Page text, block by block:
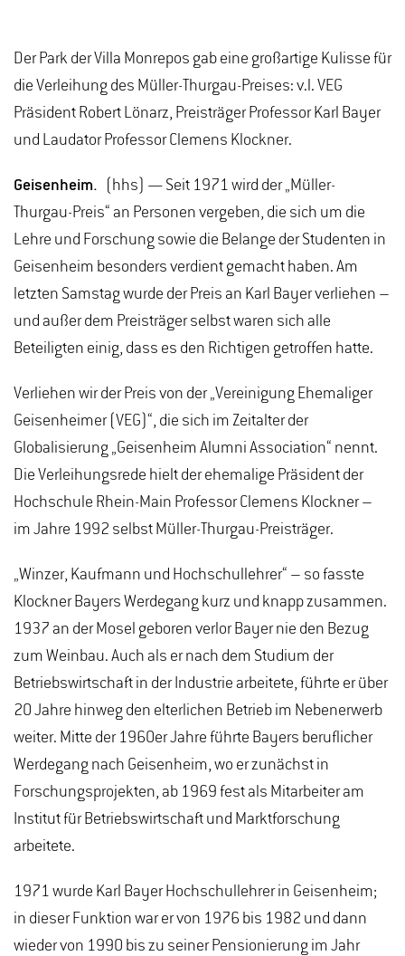
Der Park der Villa Monrepos gab eine großartige Kulisse für
die Verleihung des Müller-Thurgau-Preises: v.l. VEG
Präsident Robert Lönarz, Preisträger Professor Karl Bayer
und Laudator Professor Clemens Klockner.
Geisenheim.
(hhs) — Seit 1971 wird der „Müller-
Thurgau-Preis“ an Personen vergeben, die sich um die
Lehre und Forschung sowie die Belange der Studenten in
Geisenheim besonders verdient gemacht haben. Am
letzten Samstag wurde der Preis an Karl Bayer verliehen –
und außer dem Preisträger selbst waren sich alle
Beteiligten einig, dass es den Richtigen getroffen hatte.
Verliehen wir der Preis von der „Vereinigung Ehemaliger
Geisenheimer (VEG)“, die sich im Zeitalter der
Globalisierung „Geisenheim Alumni Association“ nennt.
Die Verleihungsrede hielt der ehemalige Präsident der
Hochschule Rhein-Main Professor Clemens Klockner –
im Jahre 1992 selbst Müller-Thurgau-Preisträger.
„Winzer, Kaufmann und Hochschullehrer“ – so fasste
Klockner Bayers Werdegang kurz und knapp zusammen.
1937 an der Mosel geboren verlor Bayer nie den Bezug
zum Weinbau. Auch als er nach dem Studium der
Betriebswirtschaft in der Industrie arbeitete, führte er über
20 Jahre hinweg den elterlichen Betrieb im Nebenerwerb
weiter. Mitte der 1960er Jahre führte Bayers beruflicher
Werdegang nach Geisenheim, wo er zunächst in
Forschungsprojekten, ab 1969 fest als Mitarbeiter am
Institut für Betriebswirtschaft und Marktforschung
arbeitete.
1971 wurde Karl Bayer Hochschullehrer in Geisenheim;
in dieser Funktion war er von 1976 bis 1982 und dann
wieder von 1990 bis zu seiner Pensionierung im Jahr